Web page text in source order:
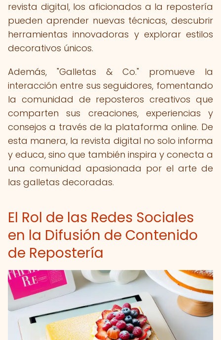
revista digital, los aficionados a la repostería
pueden aprender nuevas técnicas, descubrir
herramientas innovadoras y explorar estilos
decorativos únicos.
Además, "Galletas & Co." promueve la
interacción entre sus seguidores, fomentando
la comunidad de reposteros creativos que
comparten sus creaciones, experiencias y
consejos a través de la plataforma online. De
esta manera, la revista digital no solo informa
y educa, sino que también inspira y conecta a
una comunidad apasionada por el arte de
las galletas decoradas.
El Rol de las Redes Sociales
en la Difusión de Contenido
de Repostería